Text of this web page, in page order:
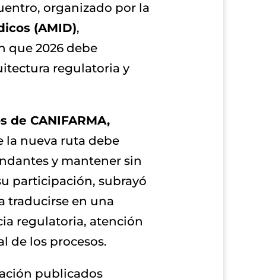
organizado por la
(AMID),
que 2026 debe
regulatoria y
CANIFARMA,
la nueva ruta debe
y mantener sin
participación, subrayó
traducirse en una
regulatoria, atención
de los procesos.
publicados